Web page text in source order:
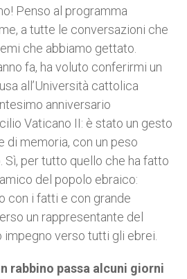
Penso al programma
a tutte le conversazioni che
che abbiamo gettato.
fa, ha voluto conferirmi un
all’Università cattolica
anniversario
Vaticano II: è stato un gesto
di memoria, con un peso
per tutto quello che ha fatto
del popolo ebraico:
con i fatti e con grande
un rappresentante del
verso tutti gli ebrei.
rabbino passa alcuni giorni